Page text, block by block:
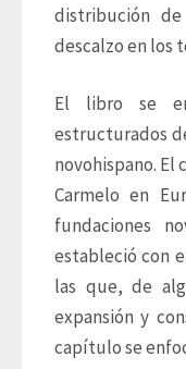
distribución
descalzo en los
El libro se
estructurados
novohispano.
Carmelo en
fundaciones
estableció con
las que, de
expansión y
capítulo se